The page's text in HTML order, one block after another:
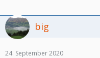
big
24. September 2020